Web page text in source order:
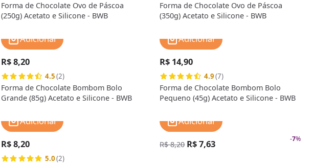
Forma de Chocolate Ovo de Páscoa
(250g) Acetato e Silicone - BWB
Forma de Chocolate Ovo de Páscoa
(350g) Acetato e Silicone - BWB
R$ 8,20
4.5(2)
Forma de Chocolate Bombom Bolo
Grande (85g) Acetato e Silicone - BWB
Adicionar
R$ 14,90
4.9(7)
Forma de Chocolate Bombom Bolo
Pequeno (45g) Acetato e Silicone - BWB
Adicionar
R$ 8,20
5.0(2)
Adicionar
-7%
R$ 8,20 R$ 7,63
Adicionar